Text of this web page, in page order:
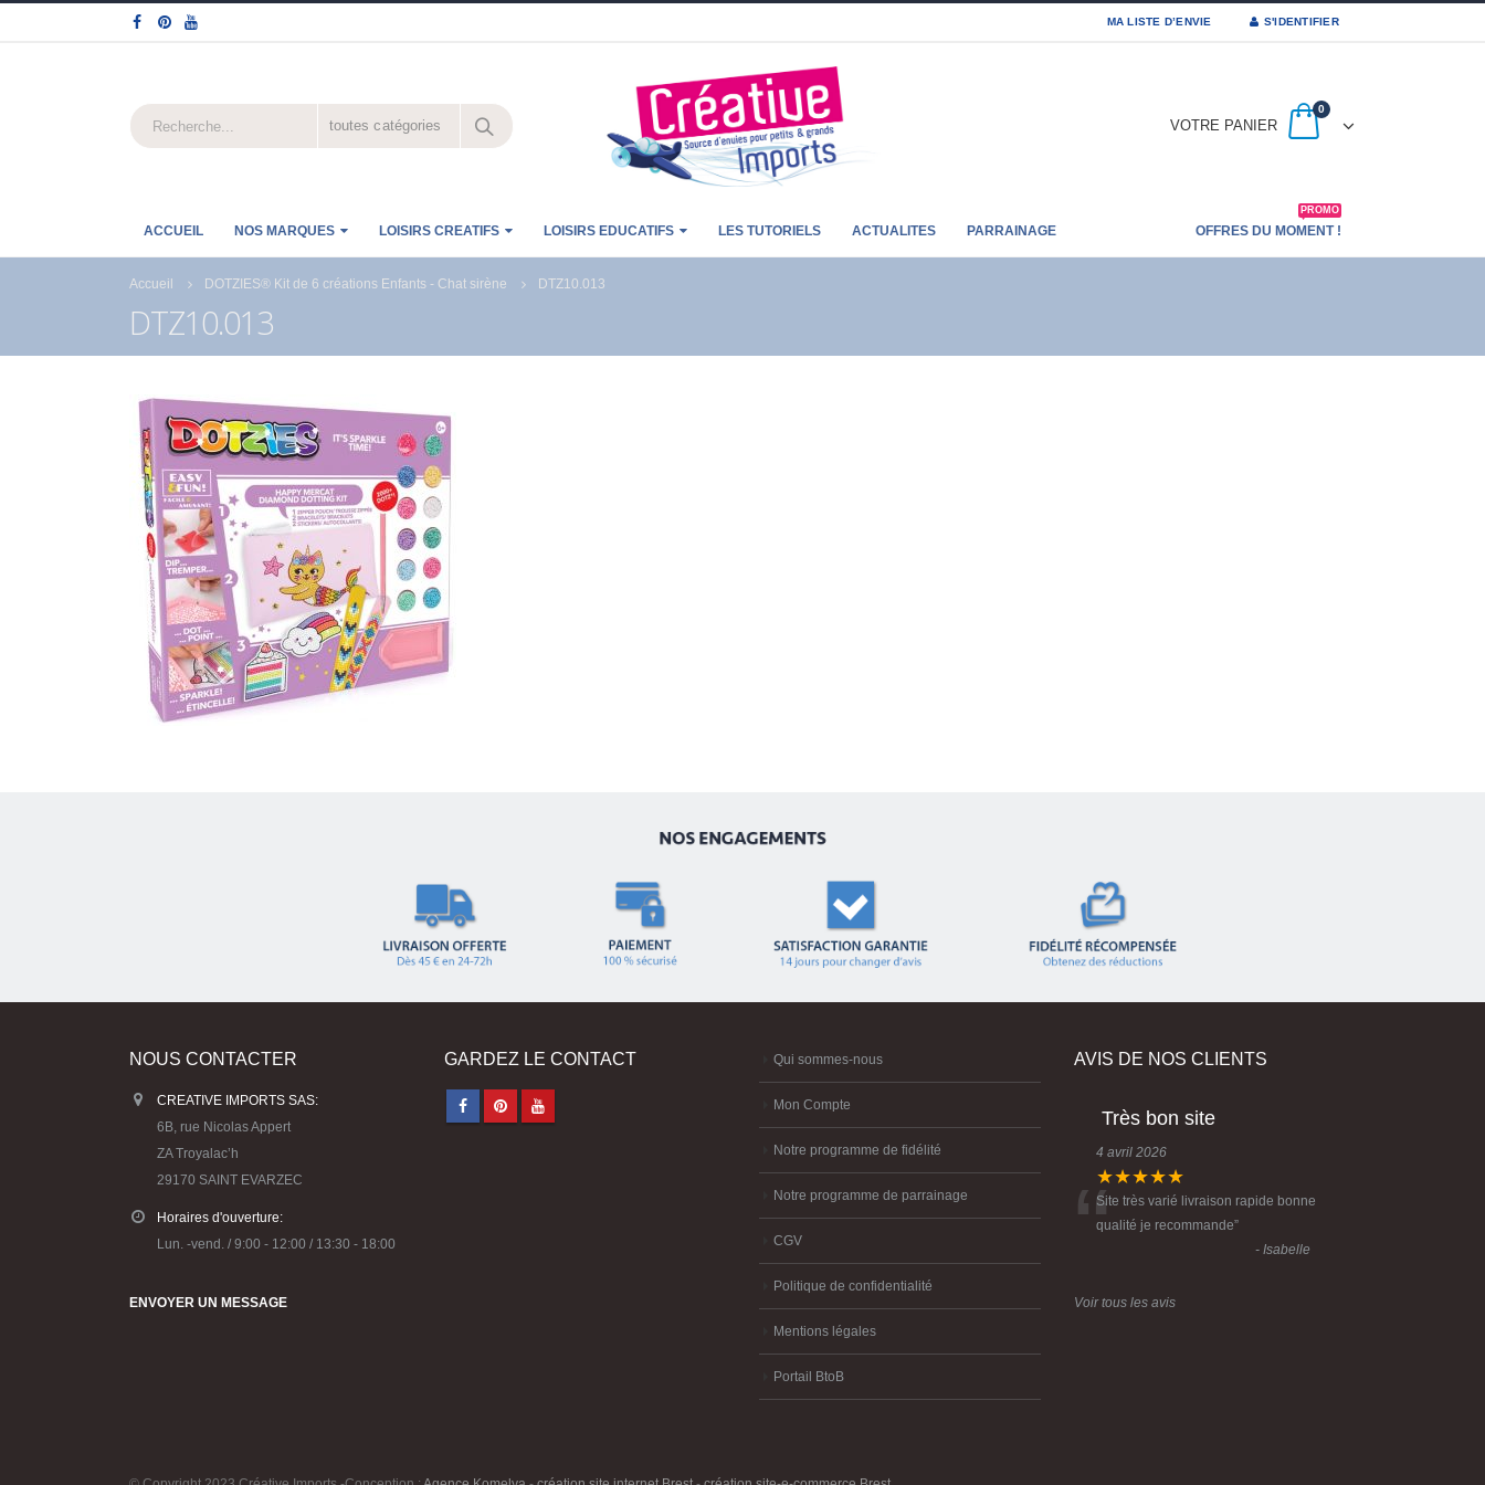
MA LISTE D’ENVIE S'IDENTIFIER
toutes catégories VOTRE PANIER
0
ACCUEIL NOS MARQUES LOISIRS CREATIFS LOISIRS EDUCATIFS LES TUTORIELS ACTUALITES PARRAINAGE OFFRES DU MOMENT !
PROMO
Accueil DOTZIES® Kit de 6 créations Enfants - Chat sirène DTZ10.013
DTZ10.013
NOUS CONTACTER
CREATIVE IMPORTS SAS:
6B, rue Nicolas Appert
ZA Troyalac’h
29170 SAINT EVARZEC
Horaires d'ouverture:
Lun. -vend. / 9:00 - 12:00 / 13:30 - 18:00
ENVOYER UN MESSAGE
GARDEZ LE CONTACT Qui sommes-nous
Mon Compte
Notre programme de fidélité
Notre programme de parrainage
CGV
Politique de confidentialité
Mentions légales
Portail BtoB
AVIS DE NOS CLIENTS
Très bon site
4 avril 2026
★★★★★
“Site très varié livraison rapide bonne
qualité je recommande”
- Isabelle
Voir tous les avis